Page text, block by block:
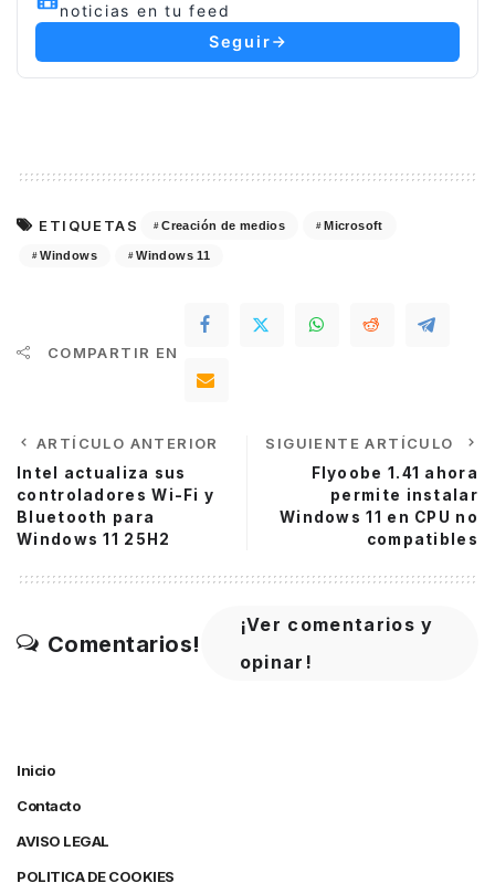
noticias en tu feed
Seguir
ETIQUETAS Creación de medios Microsoft
Windows Windows 11
COMPARTIR EN
ARTÍCULO ANTERIOR
Intel actualiza sus
controladores Wi-Fi y
Bluetooth para
Windows 11 25H2
SIGUIENTE ARTÍCULO
Flyoobe 1.41 ahora
permite instalar
Windows 11 en CPU no
compatibles
Comentarios!
¡Ver comentarios y
opinar!
Inicio
Contacto
AVISO LEGAL
POLITICA DE COOKIES